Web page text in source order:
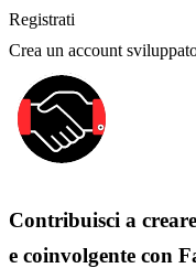
Registrati
Crea un account
Contribuisci a
e coinvolgente con